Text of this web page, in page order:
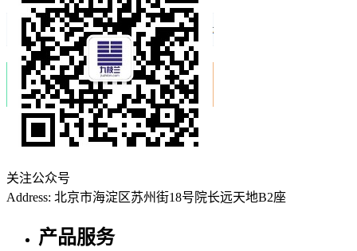
关注公众号
Address: 北京市海淀区苏州街18号院长远天地B2座
产品服务